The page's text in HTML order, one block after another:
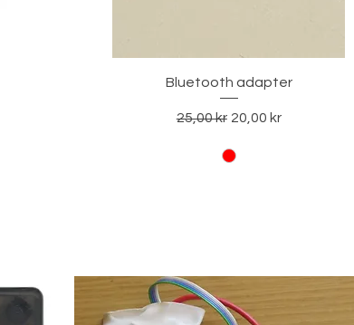
Hurtigvisning
Bluetooth adapter
Vanlig pris
25,00 kr Salgspris
20,00 kr